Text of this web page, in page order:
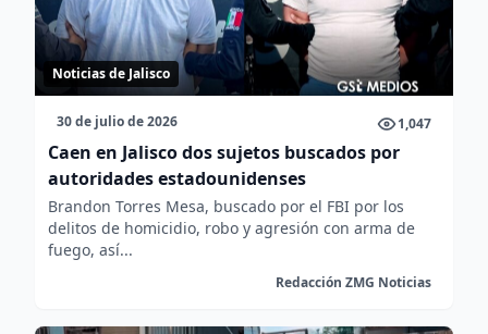
Noticias de Jalisco
30 de julio de 2026 1,047
Caen en Jalisco dos sujetos buscados por
autoridades estadounidenses
Brandon Torres Mesa, buscado por el FBI por los
delitos de homicidio, robo y agresión con arma de
fuego, así...
Redacción ZMG Noticias